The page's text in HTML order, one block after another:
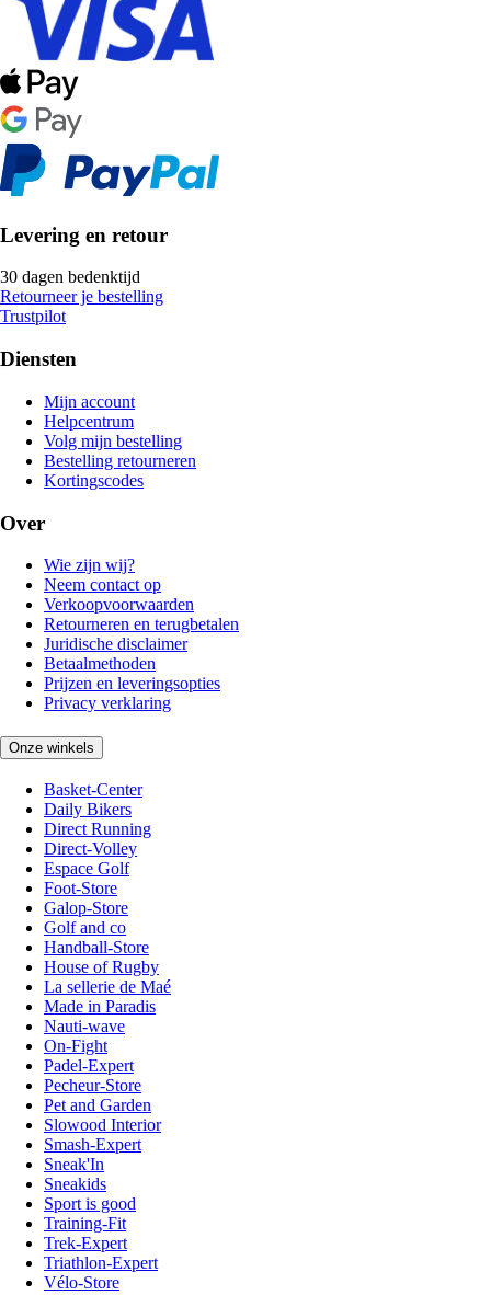
Levering en retour
30 dagen bedenktijd
Retourneer je bestelling
Trustpilot
Diensten
Mijn account
Helpcentrum
Volg mijn bestelling
Bestelling retourneren
Kortingscodes
Over
Wie zijn wij?
Neem contact op
Verkoopvoorwaarden
Retourneren en terugbetalen
Juridische disclaimer
Betaalmethoden
Prijzen en leveringsopties
Privacy verklaring
Onze winkels
Basket-Center
Daily Bikers
Direct Running
Direct-Volley
Espace Golf
Foot-Store
Galop-Store
Golf and co
Handball-Store
House of Rugby
La sellerie de Maé
Made in Paradis
Nauti-wave
On-Fight
Padel-Expert
Pecheur-Store
Pet and Garden
Slowood Interior
Smash-Expert
Sneak'In
Sneakids
Sport is good
Training-Fit
Trek-Expert
Triathlon-Expert
Vélo-Store